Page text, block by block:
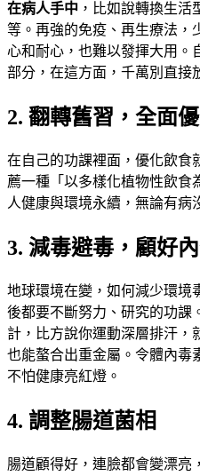
在病人手中 ，比如說轉換生活
等。再強的免疫、再生療法，
心和耐心，也難以發揮大用。
部分，在這方面，千萬別直接
2. 翻轉舊習，全面
在自己的功課裡面，優化飲食
薦一種「以多樣化植物性飲食
人健康與環境永續，無論有病
3. 減毒避毒，顧好
地球環境在變，如何減少環境
後都要不斷努力、研究的功課
計，比方說你運動深層排汗，
也能螯合出重金屬。令體內毒
不怕健康亮紅燈。
4. 調整腸道菌相
腸道顧得好，連臉都會變漂亮